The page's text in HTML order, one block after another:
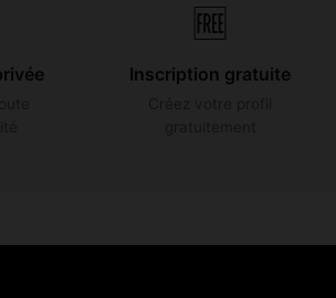
🆓
Inscription gratuite